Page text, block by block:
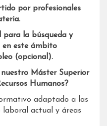
por profesionales
para la búsqueda y
en este ámbito
(opcional).
Máster Superior
Humanos?
adaptado a las
laboral actual y áreas